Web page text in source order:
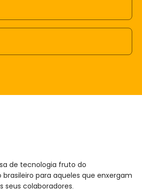
de tecnologia fruto do
para aqueles que enxergam
seus colaboradores.